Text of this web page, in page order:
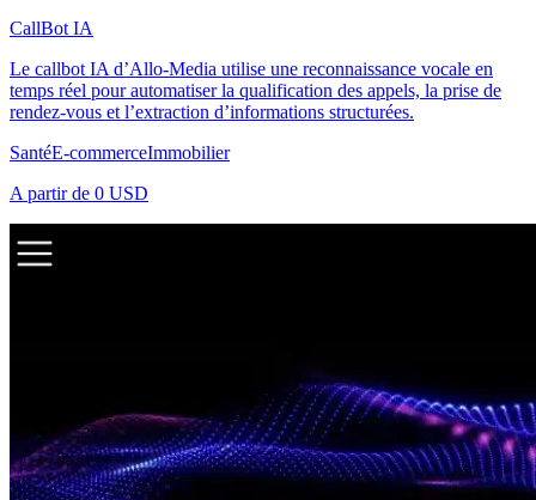
CallBot IA
Le callbot IA d’Allo-Media utilise une reconnaissance vocale en
temps réel pour automatiser la qualification des appels, la prise de
rendez-vous et l’extraction d’informations structurées.
SantéE-commerceImmobilier
A partir de 0 USD